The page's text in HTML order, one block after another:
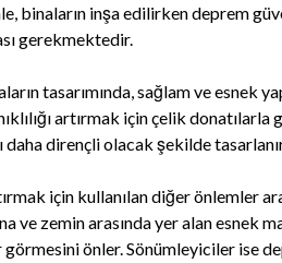
binaların inşa edilirken deprem
gerekmektedir.
tasarımında, sağlam ve esnek
artırmak için çelik
dirençli olacak şekilde
için kullanılan diğer
ve zemin arasında yer alan esnek
görmesini önler. Sönümleyiciler ise